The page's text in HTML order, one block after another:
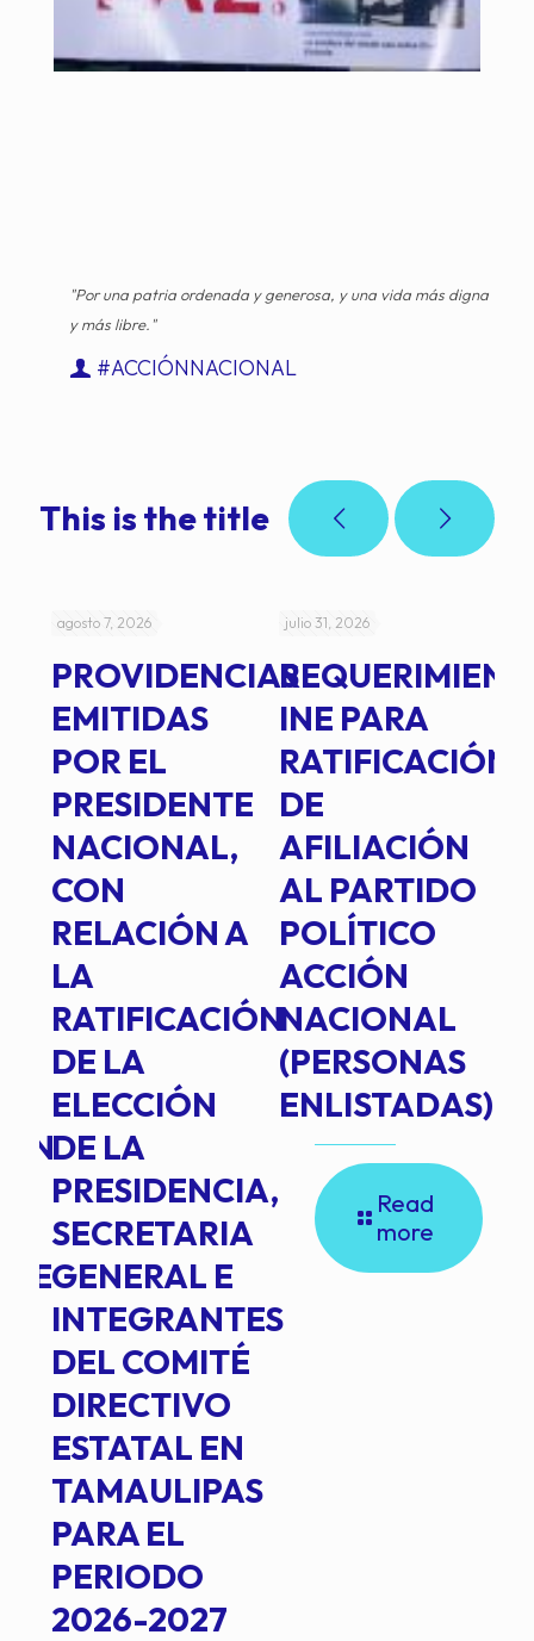
"Por una patria ordenada y generosa, y una vida más digna
y más libre."
#ACCIÓNNACIONAL
This is the title
agosto 7, 2026
PROVIDENCIAS
EMITIDAS
POR EL
PRESIDENTE
NACIONAL,
CON
RELACIÓN A
LA
RATIFICACIÓN
DE LA
ELECCIÓN
DE LA
PRESIDENCIA,
SECRETARIA
GENERAL E
INTEGRANTES
DEL COMITÉ
DIRECTIVO
ESTATAL EN
TAMAULIPAS
PARA EL
PERIODO
2026-2027
julio 31, 2026
INE PARA
RATIFICACIÓN
DE
AFILIACIÓN
AL PARTIDO
POLÍTICO
ACCIÓN
NACIONAL
(PERSONAS
ENLISTADAS)
Read
more